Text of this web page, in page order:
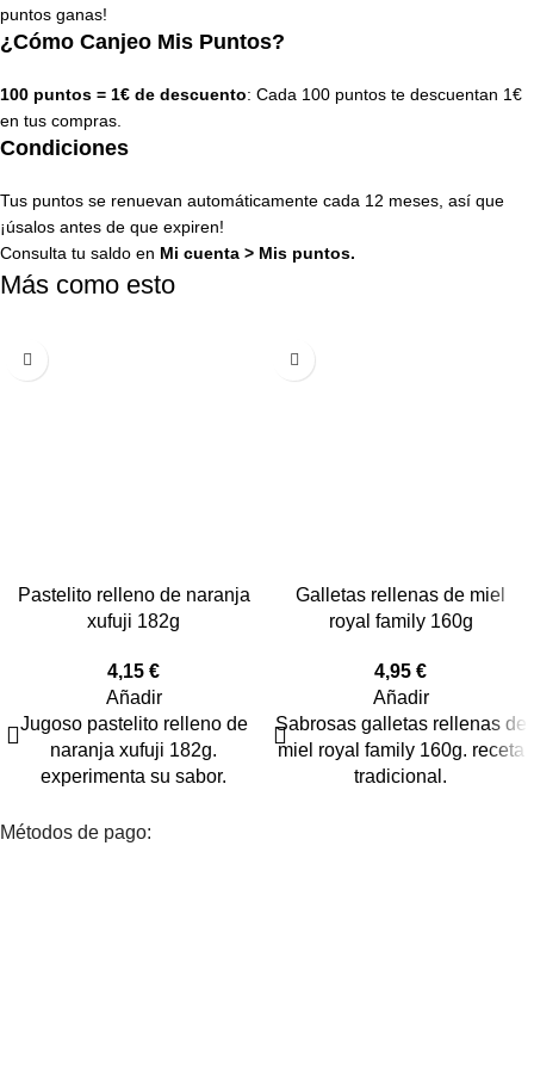
puntos ganas!
¿Cómo Canjeo Mis Puntos?
100 puntos = 1€ de descuento: Cada 100 puntos te descuentan 1€
en tus compras.
Condiciones
Tus puntos se renuevan automáticamente cada 12 meses, así que
¡úsalos antes de que expiren!
Consulta tu saldo en Mi cuenta > Mis puntos.
Más como esto
Pastelito relleno de naranja
xufuji 182g
4,15 €
Añadir
Jugoso pastelito relleno de
naranja xufuji 182g.
experimenta su sabor.
Galletas rellenas de miel
royal family 160g
4,95 €
Añadir
Sabrosas galletas rellenas de
miel royal family 160g. receta
tradicional.
Métodos de pago: